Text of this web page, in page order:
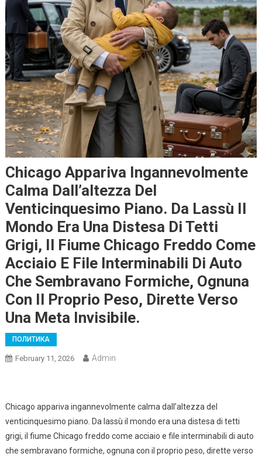
Chicago Appariva Ingannevolmente
Calma Dall’altezza Del
Venticinquesimo Piano. Da Lassù Il
Mondo Era Una Distesa Di Tetti
Grigi, Il Fiume Chicago Freddo Come
Acciaio E File Interminabili Di Auto
Che Sembravano Formiche, Ognuna
Con Il Proprio Peso, Dirette Verso
Una Meta Invisibile.
ПОЛИТИКА
February 11, 2026 Admin
Chicago appariva ingannevolmente calma dall’altezza del
venticinquesimo piano. Da lassù il mondo era una distesa di tetti
grigi, il fiume Chicago freddo come acciaio e file interminabili di auto
che sembravano formiche, ognuna con il proprio peso, dirette verso